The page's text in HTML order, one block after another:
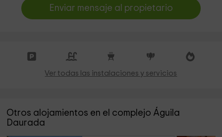
Enviar mensaje al propietario
Ver todas las instalaciones y servicios
Otros alojamientos en el complejo Águila
Daurada